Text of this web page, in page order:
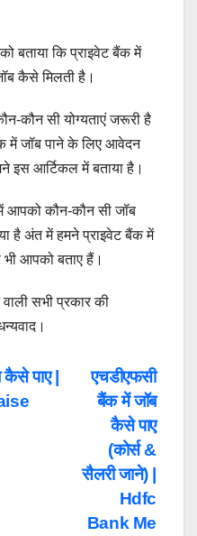
कि प्राइवेट बैंक में
कैसे मिलती है।
कौन सी योग्यताएं जरूरी है
में जॉब पाने के लिए आवेदन
इस आर्टिकल में बताया है।
आपको कौन-कौन सी जॉब
है अंत में हमने प्राइवेट बैंक में
आपको बताए हैं।
वाली सभी प्रकार की
एचडीएफसी
बैंक में जॉब
कैसे पाए
(कोर्स &
सैलरी जाने) |
Hdfc
Bank Me
पाए |